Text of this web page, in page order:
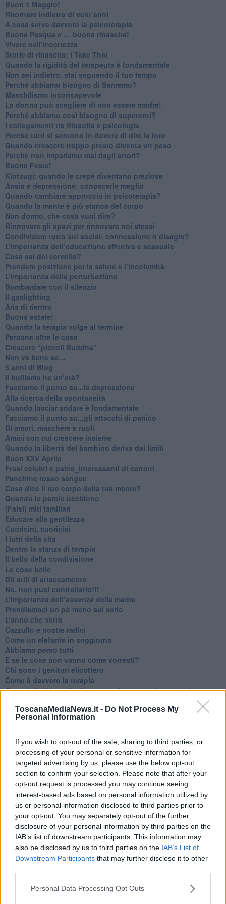
ToscanaMediaNews.it - Do Not Process My
Personal Information
If you wish to opt-out of the sale, sharing to third parties, or
processing of your personal or sensitive information for
targeted advertising by us, please use the below opt-out
section to confirm your selection. Please note that after your
opt-out request is processed you may continue seeing
interest-based ads based on personal information utilized by
us or personal information disclosed to third parties prior to
your opt-out. You may separately opt-out of the further
disclosure of your personal information by third parties on the
IAB’s list of downstream participants. This information may
also be disclosed by us to third parties on the IAB’s List of
Downstream Participants that may further disclose it to other
Personal Data Processing Opt Outs
​Buon 1 Maggio!
Ritornare indietro di vent’anni
​A cosa serve davvero la psicoterapia
​Buona Pasqua e … buona rinascita!
​Vivere nell’incertezza
​Storie di rinascita: i Take That
​Quando la rigidità del terapeuta è fondamentale
​Non sei indietro, stai seguendo il tuo tempo
​Perché abbiamo bisogno di Sanremo?
​Maschilismo inconsapevole
​La donna può scegliere di non essere madre!
​Perché abbiamo così bisogno di supereroi?
​I collegamenti tra filosofia e psicologia
​Perché tutti si sentono in dovere di dire la loro
​Quando crescere troppo presto diventa un peso
​Perché non impariamo mai dagli errori?
​Buone Feste!
​Kintsugi: quando le crepe diventano preziose
Ansia e depressione: conoscerle meglio
Quando cambiare approccio in psicoterapia?
​Quando la mente è più stanca del corpo
Non dormo, che cosa vuol dire?
​Rinnovare gli spazi per rinnovare noi stessi
​Condividere tutto sui social: connessione o disagio?
​L’importanza dell’educazione affettiva e sessuale
​Cosa sai del cervello?
Prendere posizione per la salute e l’incolumità
L’importanza della perturbazione
​Bombardare con il silenzio
Il gaslighting
Aria di rientro
Buona estate!
​Quando la terapia volge al termine
​Persone oltre le cose
​Crescere “piccoli Buddha”
Non va bene se…
​5 anni di Blog
​Il bullismo ha un’età?
Facciamo il punto su...la depressione
​Alla ricerca della spontaneità
​Quando lasciar andare è fondamentale
Facciamo il punto su...gli attacchi di panico
Di amori, maschere e ruoli
​Amici con cui crescere insieme
​Quando la libertà del bambino deriva dai limiti
Buon XXV Aprile
​Frasi celebri e psico_interessanti di cartoni
​Panchine rosso sangue
​Cosa dice il tuo corpo della tua mente?
​Quando le parole uccidono
​(Falsi) miti familiari
​Educare alla gentilezza
​Cuoricini, cuoricini
I lutti della vita
​Dentro la stanza di terapia
​Il bello della condivisione
Le cose belle
​Gli stili di attaccamento
No, non puoi controllarlo!!!
​L’importanza dell’assenza della madre
​Prendiamoci un pò meno sul serio
​L’anno che verrà
​Cazzullo e nostre radici
​Come un elefante in soggiorno
​Abbiamo perso tutti
E se le cose non vanno come vorresti?
​Chi sono i genitori elicottero
Come è davvero la terapia
Quando il diritto alla disconnessione non viene accolto
​Il diritto ad essere disconnessi
​Il pensiero dicotomico e la salute mentale
​La Clownterapia
​Differenze tra persone frustrate e non
L’invisibile fatica mentale
Vacanze a km zero
​Buone Vacan(si)e!
​Il lato positivo delle cose
​Storie antiche di tempi moderni
​Quello che alle mamme non dicono
Adultescenza
Homo imbecillis
​4 anni di Blog
Quando il silenzio è aggressivo
​Il passato, questo conosciuto!
​Clima ballerino e sbalzi d’umore
​L’uomo o l’orso?
Non hanno un amico a teatro​